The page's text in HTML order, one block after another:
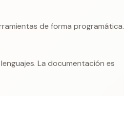
de forma programática.
La documentación es